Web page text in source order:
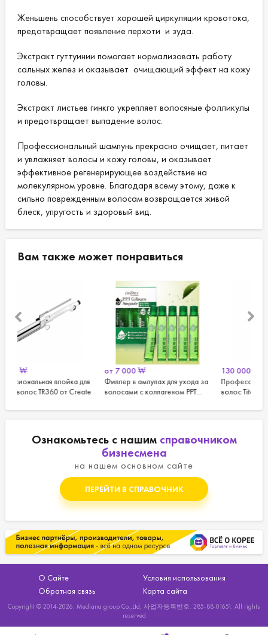
Женьшень способствует хорошей циркуляции кровотока,
предотвращает появление перхоти и зуда.
Экстракт гуттуинии помогает нормализовать работу
сальных желез и оказывает очищающий эффект на кожу
головы.
Экстракт листьев гинкго укрепляет волосяные фолликулы
и предотвращает выпадение волос.
Профессиональный шампунь прекрасно очищает, питает
и увлажняет волосы и кожу головы, и оказывает
эффективное регенерирующее воздействие на
молекулярном уровне. Благодаря всему этому, даже к
сильно поврежденным волосам возвращается живой
блеск, упругость и здоровый вид.
Вам также может понравиться
от
Филлер в ампулах для ухода за
волосами с коллагеном PPT
130 000
Профессиональный утюжок для
волос Titanium Volume Magic от
Ознакомьтесь с нашим справочником
бизнесмена
на нашем основном сайте
ПЕРЕЙТИ В СПРАВОЧНИК
О Сайте
Условия использования
Обратная связь
Карта сайта
Copyright © 2014-2026. Mediana group Co.,Ltd, 사업자등록번호: 285-88-01651. All rights
reserved